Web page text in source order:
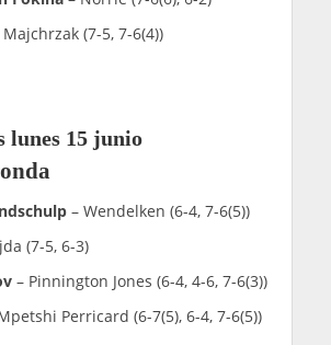
(7-5, 7-6(4))
lunes 15 junio
– Wendelken (6-4, 7-6(5))
(7-5, 6-3)
– Pinnington Jones (6-4, 4-6, 7-6(3))
Perricard (6-7(5), 6-4, 7-6(5))